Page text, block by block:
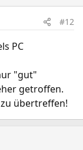
#12
PC
"gut"
getroffen.
übertreffen!